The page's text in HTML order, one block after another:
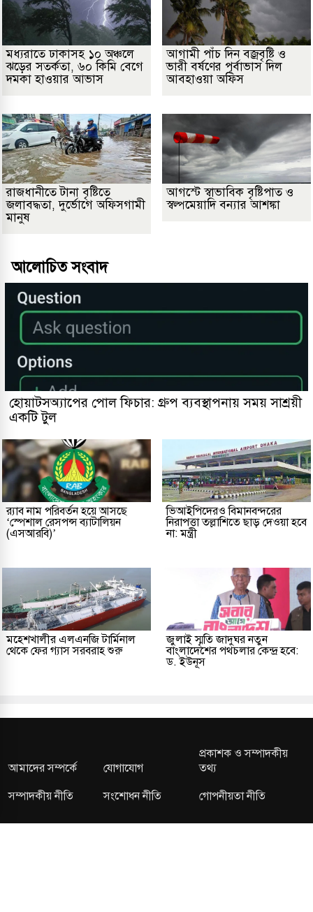
মধ্যরাতে ঢাকাসহ ১০ অঞ্চলে
ঝড়ের সতর্কতা, ৬০ কিমি বেগে
দমকা হাওয়ার আভাস
আগামী পাঁচ দিন বজ্রবৃষ্টি ও
ভারী বর্ষণের পূর্বাভাস দিল
আবহাওয়া অফিস
রাজধানীতে টানা বৃষ্টিতে
জলাবদ্ধতা, দুর্ভোগে অফিসগামী
মানুষ
আগস্টে স্বাভাবিক বৃষ্টিপাত ও
স্বল্পমেয়াদি বন্যার আশঙ্কা
আলোচিত সংবাদ
হোয়াটসঅ্যাপের পোল ফিচার: গ্রুপ ব্যবস্থাপনায় সময় সাশ্রয়ী
একটি টুল
র‌্যাব নাম পরিবর্তন হয়ে আসছে
‘স্পেশাল রেসপন্স ব্যাটালিয়ন
(এসআরবি)’
ভিআইপিদেরও বিমানবন্দরের
নিরাপত্তা তল্লাশিতে ছাড় দেওয়া হবে
না: মন্ত্রী
মহেশখালীর এলএনজি টার্মিনাল
থেকে ফের গ্যাস সরবরাহ শুরু
জুলাই স্মৃতি জাদুঘর নতুন
বাংলাদেশের পথচলার কেন্দ্র হবে:
ড. ইউনূস
আমাদের সম্পর্কে যোগাযোগ
প্রকাশক ও সম্পাদকীয়
তথ্য
সম্পাদকীয় নীতি
সংশোধন নীতি গোপনীয়তা নীতি